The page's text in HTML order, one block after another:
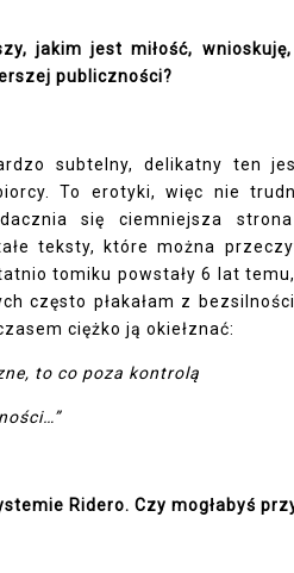
jakim jest miłość,
publiczności?
subtelny, delikatny ten
To erotyki, więc nie
się ciemniejsza
teksty, które można
tomiku powstały 6 lat
często płakałam z
ciężko ją okiełznać:
to co poza kontrolą
Ridero. Czy mogłabyś